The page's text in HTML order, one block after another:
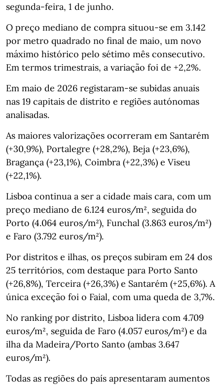
segunda-feira, 1 de junho.
O preço mediano de compra situou‑se em 3.142
por metro quadrado no final de maio, um novo
máximo histórico pelo sétimo mês consecutivo.
Em termos trimestrais, a variação foi de +2,2%.
Em maio de 2026 registaram‑se subidas anuais
nas 19 capitais de distrito e regiões autónomas
analisadas.
As maiores valorizações ocorreram em Santarém
(+30,9%), Portalegre (+28,2%), Beja (+23,6%),
Bragança (+23,1%), Coimbra (+22,3%) e Viseu
(+22,1%).
Lisboa continua a ser a cidade mais cara, com um
preço mediano de 6.124 euros/m², seguida do
Porto (4.064 euros/m²), Funchal (3.863 euros/m²)
e Faro (3.792 euros/m²).
Por distritos e ilhas, os preços subiram em 24 dos
25 territórios, com destaque para Porto Santo
(+26,8%), Terceira (+26,3%) e Santarém (+25,6%). A
única exceção foi o Faial, com uma queda de 3,7%.
No ranking por distrito, Lisboa lidera com 4.709
euros/m², seguida de Faro (4.057 euros/m²) e da
ilha da Madeira/Porto Santo (ambas 3.647
euros/m²).
Todas as regiões do país apresentaram aumentos